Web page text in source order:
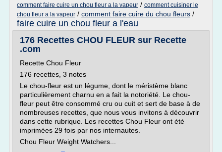
comment faire cuire un chou fleur a la vapeur / comment cuisiner le
chou fleur a la vapeur / comment faire cuire du chou fleurs /
faire cuire un chou fleur a l'eau
176 Recettes CHOU FLEUR sur Recette
.com
Recette Chou Fleur
176 recettes, 3 notes
Le chou-fleur est un légume, dont le méristème blanc
particulièrement charnu en a fait la notoriété. Le chou-
fleur peut être consommé cru ou cuit et sert de base à de
nombreuses recettes, que nous vous invitons à découvrir
dans cette rubrique. Les recettes Chou Fleur ont été
imprimées 29 fois par nos internautes.
Chou Fleur Weight Watchers...